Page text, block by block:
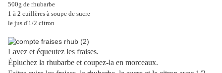
500g de rhubarbe
1 à 2 cuillères à soupe de sucre
le jus d'1/2 citron
Lavez et équeutez les fraises.
Épluchez la rhubarbe et coupez-la en morceaux.